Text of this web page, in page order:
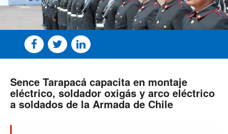
Sence Tarapacá capacita en montaje
eléctrico, soldador oxigás y arco eléctrico
a soldados de la Armada de Chile